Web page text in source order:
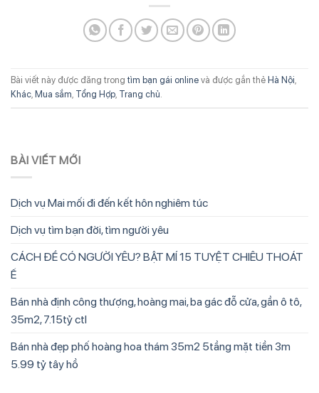
Bài viết này được đăng trong tìm bạn gái online và được gắn thẻ Hà Nội,
Khác, Mua sắm, Tổng Hợp, Trang chủ.
BÀI VIẾT MỚI
Dịch vụ Mai mối đi đến kết hôn nghiêm túc
Dịch vụ tìm bạn đời, tìm người yêu
CÁCH ĐỂ CÓ NGƯỜI YÊU? BẬT MÍ 15 TUYỆT CHIÊU THOÁT
Ế
Bán nhà định công thượng, hoàng mai, ba gác đỗ cửa, gần ô tô,
35m2, 7.15tỷ ctl
Bán nhà đẹp phố hoàng hoa thám 35m2 5tầng mặt tiền 3m
5.99 tỷ tây hồ